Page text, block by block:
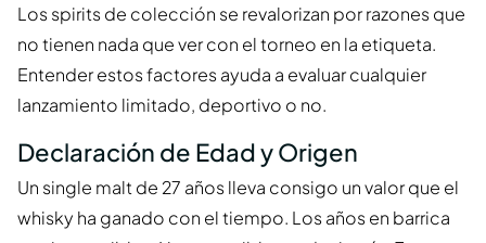
Los spirits de colección se revalorizan por razones que
no tienen nada que ver con el torneo en la etiqueta.
Entender estos factores ayuda a evaluar cualquier
lanzamiento limitado, deportivo o no.
Declaración de Edad y Origen
Un single malt de 27 años lleva consigo un valor que el
whisky ha ganado con el tiempo. Los años en barrica